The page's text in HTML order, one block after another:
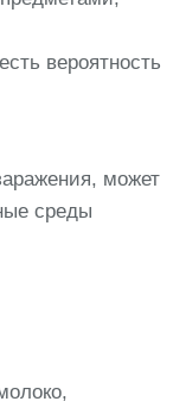
вероятность
может
среды